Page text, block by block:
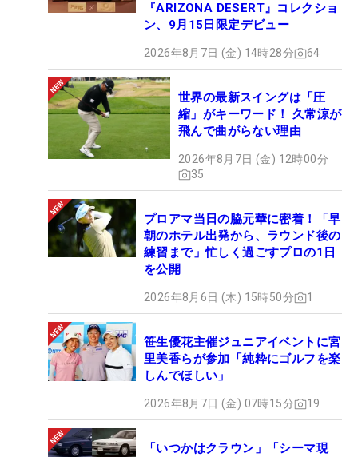
『ARIZONA DESERT』コレクショ
ン、9月15日限定デビュー
2026年8月7日 (金) 14時28分 64
世界の最新スイングは「圧
縮」がキーワード！ 久常涼が
飛んで曲がらない理由
2026年8月7日 (金) 12時00分
35
プロアマ当日の脇元華に密着！「早
朝のホテル出発から、ラウンド後の
練習まで」忙しく過ごすプロの1日
を公開
2026年8月6日 (木) 15時50分 1
笹生優花主催ジュニアイベントに宮
里美香らが参加「純粋にゴルフを楽
しんでほしい」
2026年8月7日 (金) 07時15分 19
「いつかはクラウン」「シーマ現